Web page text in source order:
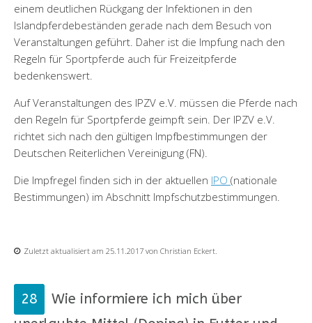
einem deutlichen Rückgang der Infektionen in den
Islandpferdebeständen gerade nach dem Besuch von
Veranstaltungen geführt. Daher ist die Impfung nach den
Regeln für Sportpferde auch für Freizeitpferde
bedenkenswert.
Auf Veranstaltungen des IPZV e.V. müssen die Pferde nach
den Regeln für Sportpferde geimpft sein. Der IPZV e.V.
richtet sich nach den gültigen Impfbestimmungen der
Deutschen Reiterlichen Vereinigung (FN).
Die Impfregel finden sich in der aktuellen IPO (nationale
Bestimmungen) im Abschnitt Impfschutzbestimmungen.
Zuletzt aktualisiert am 25.11.2017 von Christian Eckert.
Wie informiere ich mich über